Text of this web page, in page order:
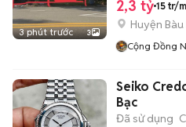
3 phút trước 3
2,3 tỷ 15 tr/
Huyện
Cộng Đồng
Seiko
Bạc
Đã sử dụng